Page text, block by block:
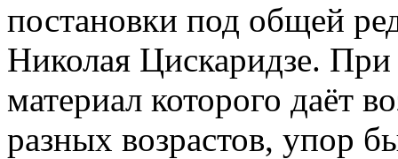
постановки под общей
Николая Цискаридзе. При
материал которого даёт
разных возрастов, упор